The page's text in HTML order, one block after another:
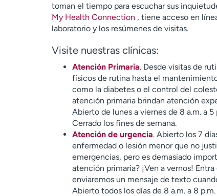
toman el tiempo para escuchar sus
My Health Connection , tiene acceso en
laboratorio y los resúmenes de visitas.
Visite nuestras clínicas:
Atención Primaria. Desde visitas de
físicos de rutina hasta el
como la diabetes o el control del
atención primaria brindan atención
Abierto de lunes a viernes de 8 a.m. a 5
Cerrado los fines de semana.
Atención de urgencia. Abierto los 7
enfermedad o lesión menor que no
emergencias, pero es demasiado
atención primaria? ¡Ven a vernos! Entra
enviaremos un mensaje de texto
Abierto todos los días de 8 a.m. a 8 p.m.